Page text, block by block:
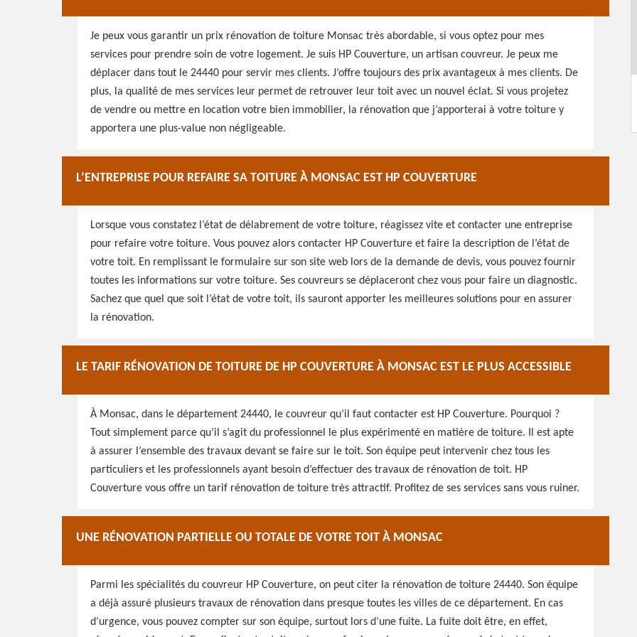
Je peux vous garantir un prix rénovation de toiture Monsac très abordable, si vous optez pour mes
services pour prendre soin de votre logement. Je suis HP Couverture, un artisan couvreur. Je peux me
déplacer dans tout le 24440 pour servir mes clients. J’offre toujours des prix avantageux à mes clients. De
plus, la qualité de mes services leur permet de retrouver leur toit avec un nouvel éclat. Si vous projetez
de vendre ou mettre en location votre bien immobilier, la rénovation que j’apporterai à votre toiture y
apportera une plus-value non négligeable.
L’ENTREPRISE POUR REFAIRE SA TOITURE À MONSAC EST HP COUVERTURE
Lorsque vous constatez l’état de délabrement de votre toiture, réagissez vite et contacter une entreprise
pour refaire votre toiture. Vous pouvez alors contacter HP Couverture et faire la description de l’état de
votre toit. En remplissant le formulaire sur son site web lors de la demande de devis, vous pouvez fournir
toutes les informations sur votre toiture. Ses couvreurs se déplaceront chez vous pour faire un diagnostic.
Sachez que quel que soit l’état de votre toit, ils sauront apporter les meilleures solutions pour en assurer
la rénovation.
LE TARIF RÉNOVATION DE TOITURE DE HP COUVERTURE À MONSAC EST LE PLUS ACCESSIBLE
À Monsac, dans le département 24440, le couvreur qu’il faut contacter est HP Couverture. Pourquoi ?
Tout simplement parce qu’il s’agit du professionnel le plus expérimenté en matière de toiture. Il est apte
à assurer l’ensemble des travaux devant se faire sur le toit. Son équipe peut intervenir chez tous les
particuliers et les professionnels ayant besoin d’effectuer des travaux de rénovation de toit. HP
Couverture vous offre un tarif rénovation de toiture très attractif. Profitez de ses services sans vous ruiner.
UNE RÉNOVATION PARTIELLE OU TOTALE DE VOTRE TOIT À MONSAC
Parmi les spécialités du couvreur HP Couverture, on peut citer la rénovation de toiture 24440. Son équipe
a déjà assuré plusieurs travaux de rénovation dans presque toutes les villes de ce département. En cas
d’urgence, vous pouvez compter sur son équipe, surtout lors d’une fuite. La fuite doit être, en effet,